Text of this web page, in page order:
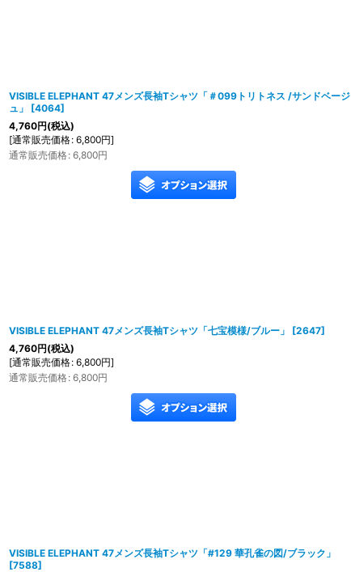
VISIBLE ELEPHANT 47メンズ長袖Tシャツ「＃099トリトネス /サンドベージ
ュ」
[4064]
4,760円(税込)
[通常販売価格: 6,800円]
通常販売価格: 6,800円
VISIBLE ELEPHANT 47メンズ長袖Tシャツ「七宝模様/ブルー」 [2647]
4,760円(税込)
[通常販売価格: 6,800円]
通常販売価格: 6,800円
VISIBLE ELEPHANT 47メンズ長袖Tシャツ「#129 華孔雀の図/ブラック」
[7588]